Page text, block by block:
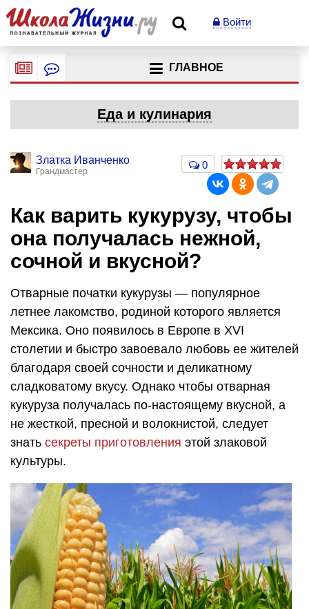
Войти
ГЛАВНОЕ
Еда и кулинария
Златка Иванченко
Грандмастер
0
Как варить кукурузу, чтобы
она получалась нежной,
сочной и вкусной?
Отварные початки кукурузы — популярное
летнее лакомство, родиной которого является
Мексика. Оно появилось в Европе в XVI
столетии и быстро завоевало любовь ее жителей
благодаря своей сочности и деликатному
сладковатому вкусу. Однако чтобы отварная
кукуруза получалась по-настоящему вкусной, а
не жесткой, пресной и волокнистой, следует
знать секреты приготовления этой злаковой
культуры.